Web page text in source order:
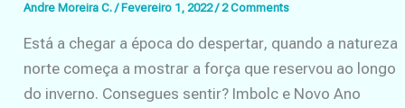
Andre Moreira C./ Fevereiro 1, 2022/2 Comments
Está a chegar a época do despertar, quando a natureza
norte começa a mostrar a força que reservou ao longo
do inverno. Consegues sentir? Imbolc e Novo Ano